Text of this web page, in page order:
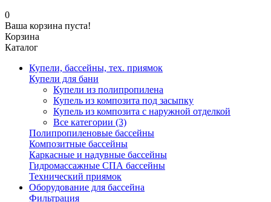
0
Ваша корзина пуста!
Корзина
Каталог
Купели, бассейны, тех. приямок
Купели для бани
Купели из полипропилена
Купель из композита под засыпку
Купель из композита с наружной отделкой
Все категории (3)
Полипропиленовые бассейны
Композитные бассейны
Каркасные и надувные бассейны
Гидромассажные СПА бассейны
Технический приямок
Оборудование для бассейна
Фильтрация